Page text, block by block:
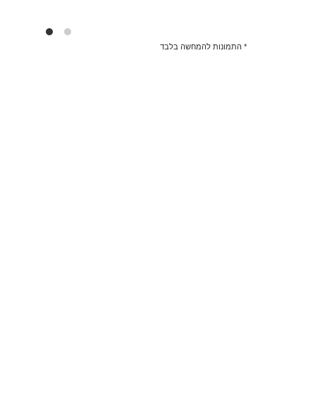
* התמונות להמחשה בלבד